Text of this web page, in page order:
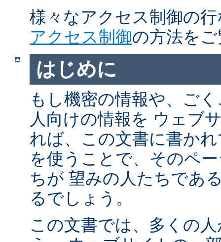
様々なアクセス制御の
アクセス制御の方法を
はじめに
もし機密の情報や、ご
人向けの情報を ウェブ
れば、この文書に書か
を使うことで、そのペ
ちが 望みの人たちであ
るでしょう。
この文書では、多くの